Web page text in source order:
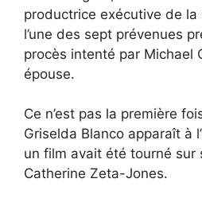
productrice exécutive de
l’une des sept prévenues
procès intenté par Michael
épouse.
Ce n’est pas la première
Griselda Blanco apparaît à
un film avait été tourné sur
Catherine Zeta-Jones.